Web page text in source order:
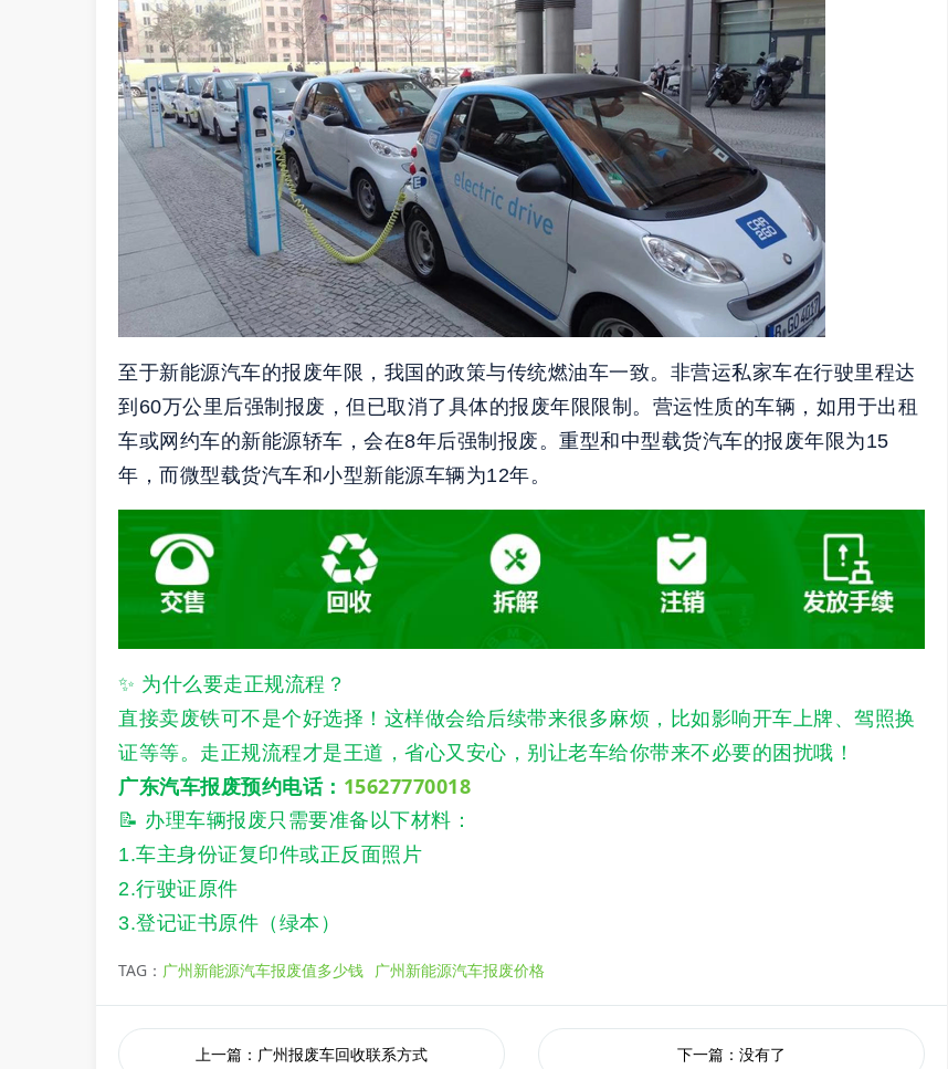
至于新能源汽车的报废年限，我国的政策与传统燃油车一致。非营运私家车在行驶里程达
到60万公里后强制报废，但已取消了具体的报废年限限制。营运性质的车辆，如用于出租
车或网约车的新能源轿车，会在8年后强制报废。重型和中型载货汽车的报废年限为15
年，而微型载货汽车和小型新能源车辆为12年。
✨ 为什么要走正规流程？
直接卖废铁可不是个好选择！这样做会给后续带来很多麻烦，比如影响开车上牌、驾照换
证等等。走正规流程才是王道，省心又安心，别让老车给你带来不必要的困扰哦！
广东汽车报废预约电话： 15627770018
📝 办理车辆报废只需要准备以下材料：
1.车主身份证复印件或正反面照片
2.行驶证原件
3.登记证书原件（绿本）
TAG： 广州新能源汽车报废值多少钱 广州新能源汽车报废价格
上一篇：广州报废车回收联系方式 下一篇：没有了